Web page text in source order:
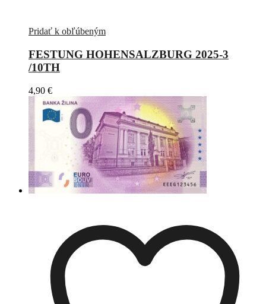
Pridať k obľúbeným
FESTUNG HOHENSALZBURG 2025-3
/10TH
4,90 €